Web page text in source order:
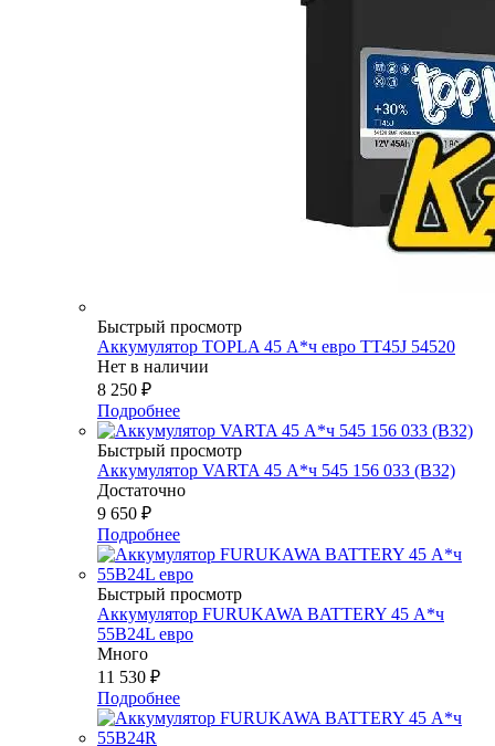
Быстрый просмотр
Аккумулятор TOPLA 45 А*ч евро TT45J 54520
Нет в наличии
8 250 ₽
Подробнее
Быстрый просмотр
Аккумулятор VARTA 45 А*ч 545 156 033 (B32)
Достаточно
9 650 ₽
Подробнее
Быстрый просмотр
Аккумулятор FURUKAWA BATTERY 45 А*ч
55B24L евро
Много
11 530 ₽
Подробнее